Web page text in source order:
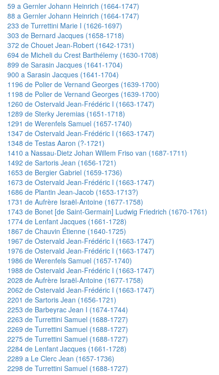
59 a Gernler Johann Heinrich (1664-1747)
88 a Gernler Johann Heinrich (1664-1747)
233 de Turrettini Marie I (1626-1697)
303 de Bernard Jacques (1658-1718)
372 de Chouet Jean-Robert (1642-1731)
694 de Micheli du Crest Barthélemy (1630-1708)
899 de Sarasin Jacques (1641-1704)
900 a Sarasin Jacques (1641-1704)
1196 de Polier de Vernand Georges (1639-1700)
1198 de Polier de Vernand Georges (1639-1700)
1260 de Ostervald Jean-Frédéric I (1663-1747)
1289 de Sterky Jeremias (1651-1718)
1291 de Werenfels Samuel (1657-1740)
1347 de Ostervald Jean-Frédéric I (1663-1747)
1348 de Testas Aaron (?-1721)
1410 a Nassau-Dietz Johan Willem Friso van (1687-1711)
1492 de Sartoris Jean (1656-1721)
1653 de Bergier Gabriel (1659-1736)
1673 de Ostervald Jean-Frédéric I (1663-1747)
1686 de Plantin Jean-Jacob (1653-1713?)
1731 de Aufrère Israël-Antoine (1677-1758)
1743 de Bonet [de Saint-Germain] Ludwig Friedrich (1670-1761)
1774 de Lenfant Jacques (1661-1728)
1867 de Chauvin Étienne (1640-1725)
1967 de Ostervald Jean-Frédéric I (1663-1747)
1976 de Ostervald Jean-Frédéric I (1663-1747)
1986 de Werenfels Samuel (1657-1740)
1988 de Ostervald Jean-Frédéric I (1663-1747)
2028 de Aufrère Israël-Antoine (1677-1758)
2062 de Ostervald Jean-Frédéric I (1663-1747)
2201 de Sartoris Jean (1656-1721)
2253 de Barbeyrac Jean I (1674-1744)
2263 de Turrettini Samuel (1688-1727)
2269 de Turrettini Samuel (1688-1727)
2275 de Turrettini Samuel (1688-1727)
2284 de Lenfant Jacques (1661-1728)
2289 a Le Clerc Jean (1657-1736)
2298 de Turrettini Samuel (1688-1727)